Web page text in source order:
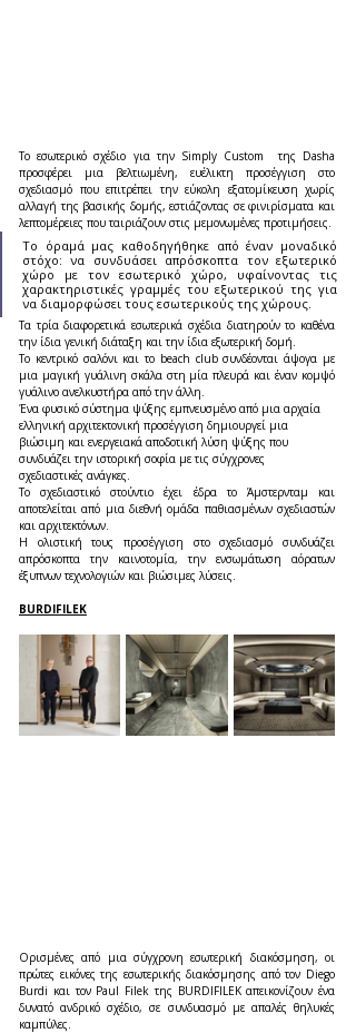
Το εσωτερικό σχέδιο για την Simply Custom  της Dasha
προσφέρει μια βελτιωμένη, ευέλικτη προσέγγιση στο
σχεδιασμό που επιτρέπει την εύκολη εξατομίκευση χωρίς
αλλαγή της βασικής δομής, εστιάζοντας σε φινιρίσματα και
λεπτομέρειες που ταιριάζουν στις μεμονωμένες προτιμήσεις.
Το όραμά μας καθοδηγήθηκε από έναν μοναδικό
στόχο: να συνδυάσει απρόσκοπτα τον εξωτερικό
χώρο με τον εσωτερικό χώρο, υφαίνοντας τις
χαρακτηριστικές γραμμές του εξωτερικού της για
να διαμορφώσει τους εσωτερικούς της χώρους.
Τα τρία διαφορετικά εσωτερικά σχέδια διατηρούν το καθένα
την ίδια γενική διάταξη και την ίδια εξωτερική δομή.
Το κεντρικό σαλόνι και το beach club συνδέονται άψογα με
μια μαγική γυάλινη σκάλα στη μία πλευρά και έναν κομψό
γυάλινο ανελκυστήρα από την άλλη.
Ένα φυσικό σύστημα ψύξης εμπνευσμένο από μια αρχαία
ελληνική αρχιτεκτονική προσέγγιση δημιουργεί μια
βιώσιμη και ενεργειακά αποδοτική λύση ψύξης που
συνδυάζει την ιστορική σοφία με τις σύγχρονες
σχεδιαστικές ανάγκες.
Το σχεδιαστικό στούντιο έχει έδρα το Άμστερνταμ και
αποτελείται από μια διεθνή ομάδα παθιασμένων σχεδιαστών
και αρχιτεκτόνων.
Η ολιστική τους προσέγγιση στο σχεδιασμό συνδυάζει
απρόσκοπτα την καινοτομία, την ενσωμάτωση αόρατων
έξυπνων τεχνολογιών και βιώσιμες λύσεις.
BURDIFILEK
Ορισμένες από μια σύγχρονη εσωτερική διακόσμηση, οι
πρώτες εικόνες της εσωτερικής διακόσμησης από τον Diego
Burdi και τον Paul Filek της BURDIFILEK απεικονίζουν ένα
δυνατό ανδρικό σχέδιο, σε συνδυασμό με απαλές θηλυκές
καμπύλες.